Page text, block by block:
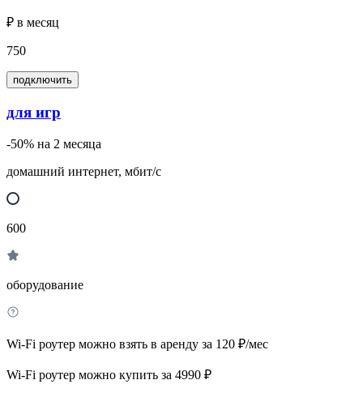
₽ в месяц
750
подключить
для игр
-50% на 2 месяца
домашний интернет, мбит/с
600
оборудование
Wi-Fi роутер можно взять в аренду за 120 ₽/мес
Wi-Fi роутер можно купить за 4990 ₽